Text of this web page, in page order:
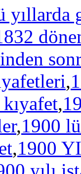
yıllarda
,
,
,1900
,1900